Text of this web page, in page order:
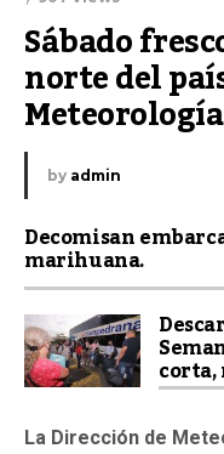
Sábado
norte del
Meteorología
by admin
Decomisan
marihuana.
La Dirección de